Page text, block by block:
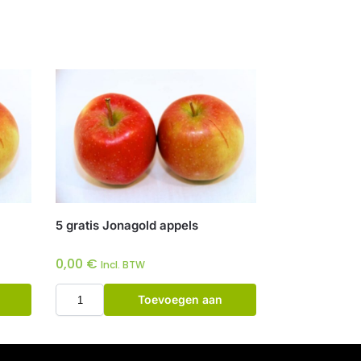
5 gratis Jonagold appels
0,00 € Incl. BTW
Toevoegen aan